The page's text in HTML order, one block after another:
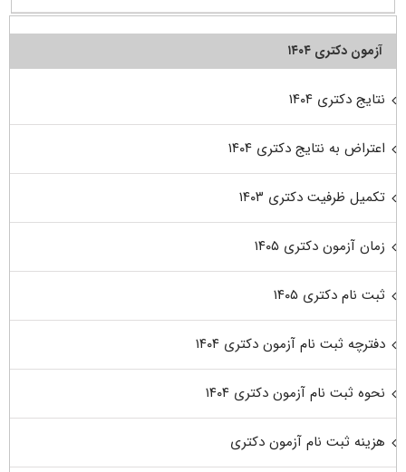
آزمون دکتری ۱۴۰۴
نتایج دکتری ۱۴۰۴
اعتراض به نتایج دکتری ۱۴۰۴
تکمیل ظرفیت دکتری ۱۴۰۳
زمان آزمون دکتری ۱۴۰۵
ثبت نام دکتری ۱۴۰۵
دفترچه ثبت نام آزمون دکتری ۱۴۰۴
نحوه ثبت نام آزمون دکتری ۱۴۰۴
هزینه ثبت نام آزمون دکتری